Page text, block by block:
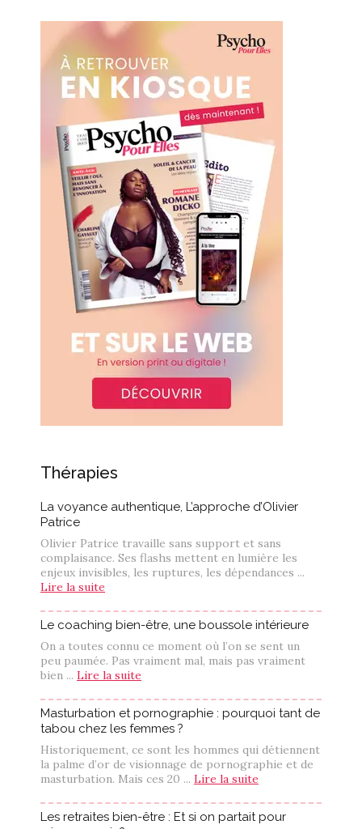
Thérapies
La voyance authentique, L’approche d’Olivier
Patrice
Olivier Patrice travaille sans support et sans
complaisance. Ses flashs mettent en lumière les
enjeux invisibles, les ruptures, les dépendances ...
Lire la suite
Le coaching bien-être, une boussole intérieure
On a toutes connu ce moment où l’on se sent un
peu paumée. Pas vraiment mal, mais pas vraiment
bien ... Lire la suite
Masturbation et pornographie : pourquoi tant de
tabou chez les femmes ?
Historiquement, ce sont les hommes qui détiennent
la palme d’or de visionnage de pornographie et de
masturbation. Mais ces 20 ... Lire la suite
Les retraites bien-être : Et si on partait pour